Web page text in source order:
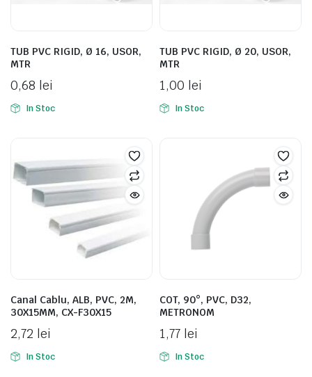
TUB PVC RIGID, Ø 16, USOR,
MTR
0,68 lei
In Stoc
TUB PVC RIGID, Ø 20, USOR,
MTR
1,00 lei
In Stoc
Canal Cablu, ALB, PVC, 2M,
30X15MM, CX-F30X15
2,72 lei
In Stoc
COT, 90°, PVC, D32,
METRONOM
1,77 lei
In Stoc